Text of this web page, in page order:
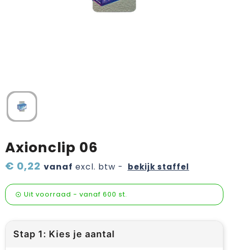
Wijn, bier en proeverij
Zomerpakketten
Axionclip 06
€ 0,22 vanaf excl. btw - bekijk staffel
Uit voorraad - vanaf 600 st.
Stap 1: Kies je aantal